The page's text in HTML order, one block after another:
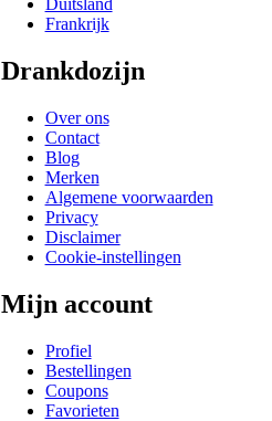
Duitsland
Frankrijk
Drankdozijn
Over ons
Contact
Blog
Merken
Algemene voorwaarden
Privacy
Disclaimer
Cookie-instellingen
Mijn account
Profiel
Bestellingen
Coupons
Favorieten